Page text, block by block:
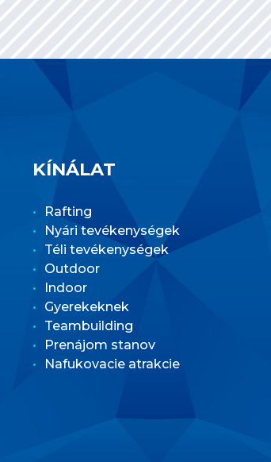
KÍNÁLAT
Rafting
Nyári tevékenységek
Téli tevékenységek
Outdoor
Indoor
Gyerekeknek
Teambuilding
Prenájom stanov
Nafukovacie atrakcie